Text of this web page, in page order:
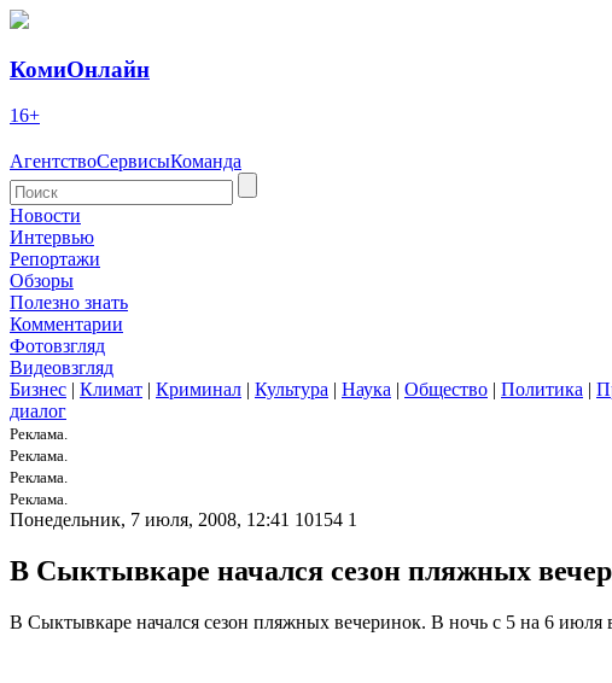
КомиОнлайн
16+
АгентствоСервисыКоманда
Новости
Интервью
Репортажи
Обзоры
Полезно знать
Комментарии
Фотовзгляд
Видеовзгляд
Бизнес | Климат | Криминал | Культура | Наука | Общество | Политика |
диалог
Реклама.
Реклама.
Реклама.
Реклама.
Понедельник, 7 июля, 2008, 12:41 10154 1
В Сыктывкаре начался сезон пляжных
В Сыктывкаре начался сезон пляжных вечеринок. В ночь с 5 на 6 июля